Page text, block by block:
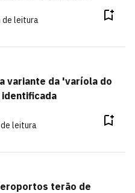
de leitura
variante da 'varíola do
de leitura
terão de